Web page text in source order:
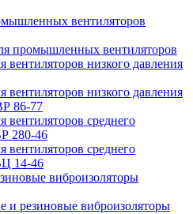
вентиляторов
промышленных вентиляторов
вентиляторов низкого давления
вентиляторов низкого давления
86-77
вентиляторов среднего
280-46
вентиляторов среднего
14-46
виброизоляторы
резиновые виброизоляторы